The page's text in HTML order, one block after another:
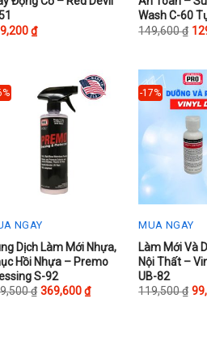
₫
product
has
The
options
be
on
the
page
Wash C-60
Nhà
149,600₫
NGAY
Dịch Làm Mới Nhựa,
Hồi Nhựa – Premo
S-92
₫ 369,600₫
-17%
MUA NGAY
This
product
has
Làm Mới Và
Nội Thất –
UB-82
119,500₫